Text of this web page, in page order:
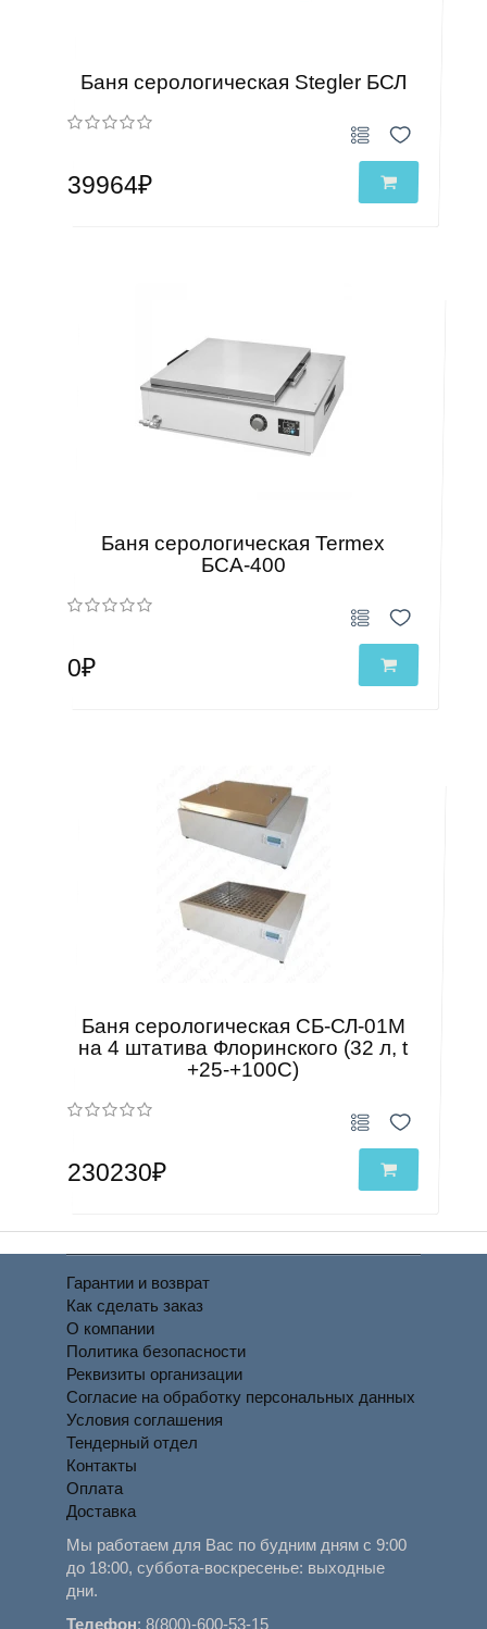
Баня серологическая Stegler БСЛ
39964₽
Баня серологическая Termex
БСА-400
0₽
Баня серологическая СБ-СЛ-01М
на 4 штатива Флоринского (32 л, t
+25-+100С)
230230₽
Гарантии и возврат
Как сделать заказ
О компании
Политика безопасности
Реквизиты организации
Согласие на обработку персональных данных
Условия соглашения
Тендерный отдел
Контакты
Оплата
Доставка
Мы работаем для Вас по будним дням с 9:00
до 18:00, суббота-воскресенье: выходные
дни.
Телефон:8(800)-600-53-15